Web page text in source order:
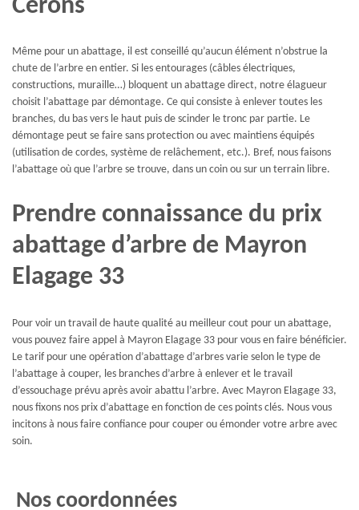
Cerons
Même pour un abattage, il est conseillé qu’aucun élément n’obstrue la
chute de l’arbre en entier. Si les entourages (câbles électriques,
constructions, muraille…) bloquent un abattage direct, notre élagueur
choisit l’abattage par démontage. Ce qui consiste à enlever toutes les
branches, du bas vers le haut puis de scinder le tronc par partie. Le
démontage peut se faire sans protection ou avec maintiens équipés
(utilisation de cordes, système de relâchement, etc.). Bref, nous faisons
l’abattage où que l’arbre se trouve, dans un coin ou sur un terrain libre.
Prendre connaissance du prix
abattage d’arbre de Mayron
Elagage 33
Pour voir un travail de haute qualité au meilleur cout pour un abattage,
vous pouvez faire appel à Mayron Elagage 33 pour vous en faire bénéficier.
Le tarif pour une opération d’abattage d’arbres varie selon le type de
l’abattage à couper, les branches d’arbre à enlever et le travail
d’essouchage prévu après avoir abattu l’arbre. Avec Mayron Elagage 33,
nous fixons nos prix d’abattage en fonction de ces points clés. Nous vous
incitons à nous faire confiance pour couper ou émonder votre arbre avec
soin.
Nos coordonnées